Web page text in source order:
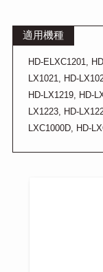
適用機種
HD-ELXC1201,
LX1021, HD-
HD-LX1219, HD-
LX1223, HD-
LXC1000D, HD-